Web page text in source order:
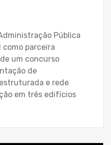
Pública
como parceira
um concurso
de
e rede
em três edifícios